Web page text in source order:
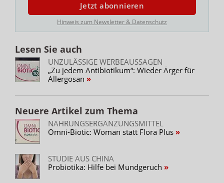
Jetzt abonnieren
Hinweis zum Newsletter & Datenschutz
Lesen Sie auch
UNZULÄSSIGE WERBEAUSSAGEN
„Zu jedem Antibiotikum“: Wieder Ärger für
Allergosan
Neuere Artikel zum Thema
NAHRUNGSERGÄNZUNGSMITTEL
Omni-Biotic: Woman statt Flora Plus
STUDIE AUS CHINA
Probiotika: Hilfe bei Mundgeruch